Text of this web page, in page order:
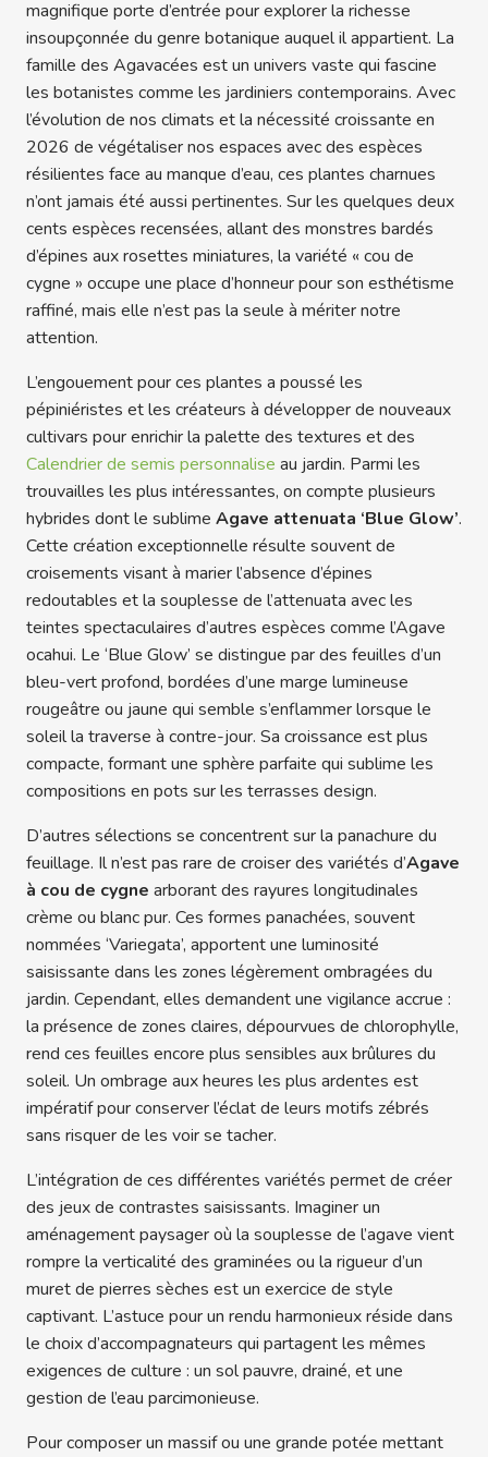
magnifique porte d’entrée pour explorer la richesse
insoupçonnée du genre botanique auquel il appartient. La
famille des Agavacées est un univers vaste qui fascine
les botanistes comme les jardiniers contemporains. Avec
l’évolution de nos climats et la nécessité croissante en
2026 de végétaliser nos espaces avec des espèces
résilientes face au manque d’eau, ces plantes charnues
n’ont jamais été aussi pertinentes. Sur les quelques deux
cents espèces recensées, allant des monstres bardés
d’épines aux rosettes miniatures, la variété « cou de
cygne » occupe une place d’honneur pour son esthétisme
raffiné, mais elle n’est pas la seule à mériter notre
attention.
L’engouement pour ces plantes a poussé les
pépiniéristes et les créateurs à développer de nouveaux
cultivars pour enrichir la palette des textures et des
Calendrier de semis personnalise au jardin. Parmi les
trouvailles les plus intéressantes, on compte plusieurs
hybrides dont le sublime Agave attenuata ‘Blue Glow’.
Cette création exceptionnelle résulte souvent de
croisements visant à marier l’absence d’épines
redoutables et la souplesse de l’attenuata avec les
teintes spectaculaires d’autres espèces comme l’Agave
ocahui. Le ‘Blue Glow’ se distingue par des feuilles d’un
bleu-vert profond, bordées d’une marge lumineuse
rougeâtre ou jaune qui semble s’enflammer lorsque le
soleil la traverse à contre-jour. Sa croissance est plus
compacte, formant une sphère parfaite qui sublime les
compositions en pots sur les terrasses design.
D’autres sélections se concentrent sur la panachure du
feuillage. Il n’est pas rare de croiser des variétés d’Agave
à cou de cygne arborant des rayures longitudinales
crème ou blanc pur. Ces formes panachées, souvent
nommées ‘Variegata’, apportent une luminosité
saisissante dans les zones légèrement ombragées du
jardin. Cependant, elles demandent une vigilance accrue :
la présence de zones claires, dépourvues de chlorophylle,
rend ces feuilles encore plus sensibles aux brûlures du
soleil. Un ombrage aux heures les plus ardentes est
impératif pour conserver l’éclat de leurs motifs zébrés
sans risquer de les voir se tacher.
L’intégration de ces différentes variétés permet de créer
des jeux de contrastes saisissants. Imaginer un
aménagement paysager où la souplesse de l’agave vient
rompre la verticalité des graminées ou la rigueur d’un
muret de pierres sèches est un exercice de style
captivant. L’astuce pour un rendu harmonieux réside dans
le choix d’accompagnateurs qui partagent les mêmes
exigences de culture : un sol pauvre, drainé, et une
gestion de l’eau parcimonieuse.
Pour composer un massif ou une grande potée mettant